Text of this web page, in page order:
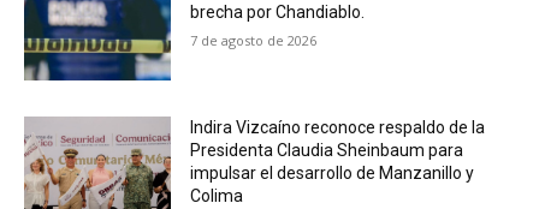
brecha por Chandiablo.
7 de agosto de 2026
Indira Vizcaíno reconoce respaldo de la
Presidenta Claudia Sheinbaum para
impulsar el desarrollo de Manzanillo y
Colima